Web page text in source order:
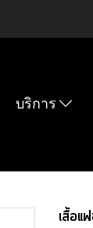
บริการ
เสื้อแ